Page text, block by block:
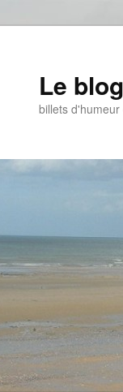
Le
billets